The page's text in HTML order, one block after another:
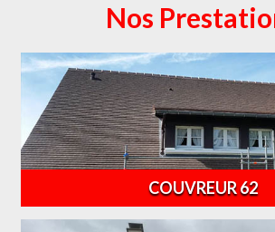
Nos
COUVREUR 62